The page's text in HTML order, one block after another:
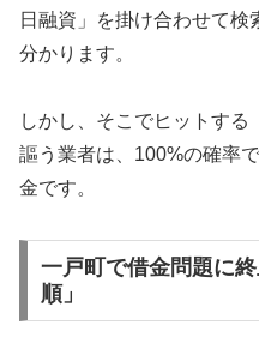
日融資」を掛け合わせて
分かります。
しかし、そこでヒットす
謳う業者は、100%の確率
金です。
一戸町で借金問題に
順」